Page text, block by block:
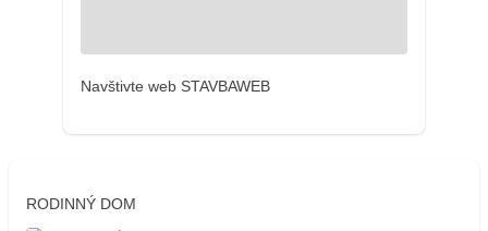
Navštivte web STAVBAWEB
RODINNÝ DOM